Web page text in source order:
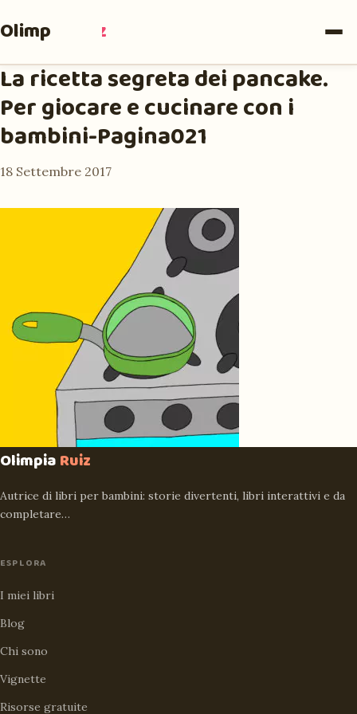
Olimpia Ruiz
La ricetta segreta dei pancake.
Per giocare e cucinare con i
bambini-Pagina021
18 Settembre 2017
OlimpiaRuiz
Autrice di libri per bambini: storie divertenti, libri interattivi e da
completare…
ESPLORA
I miei libri
Blog
Chi sono
Vignette
Risorse gratuite